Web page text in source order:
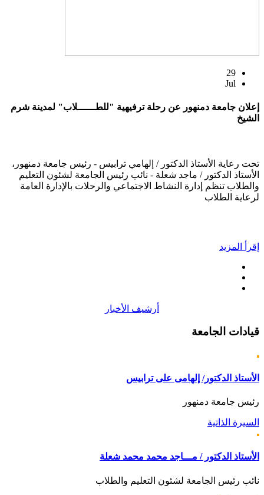
29
Jul
إعلان جامعة دمنهور عن رحلة ترفيهية "للطــــــلاب" لمدينة شرم
الشيخ
تحت رعاية الأستاذ الدكتور / إلهامي ترابيس - رئيس جامعة دمنهور،
الأستاذ الدكتور / ماجد شعلة - نائب رئيس الجامعة لشئون التعليم
والطلاب تنظم إدارة النشاط الاجتماعي والرحلات بالإدارة العامة
لرعاية الطلاب
إقرأ المزيد
أرشيف الأخبار
قيادات الجامعة
الأستاذ الدكتور/ إلهامى على ترابيس
رئيس جامعة دمنهور
السيرة الذاتية
الأستاذ الدكتور / مـــاجد محمد محمد شعلة
نائب رئيس الجامعة لشئون التعليم والطلاب